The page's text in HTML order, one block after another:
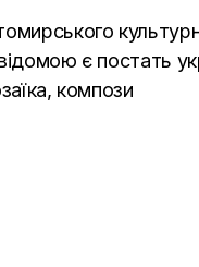
є постать
компози